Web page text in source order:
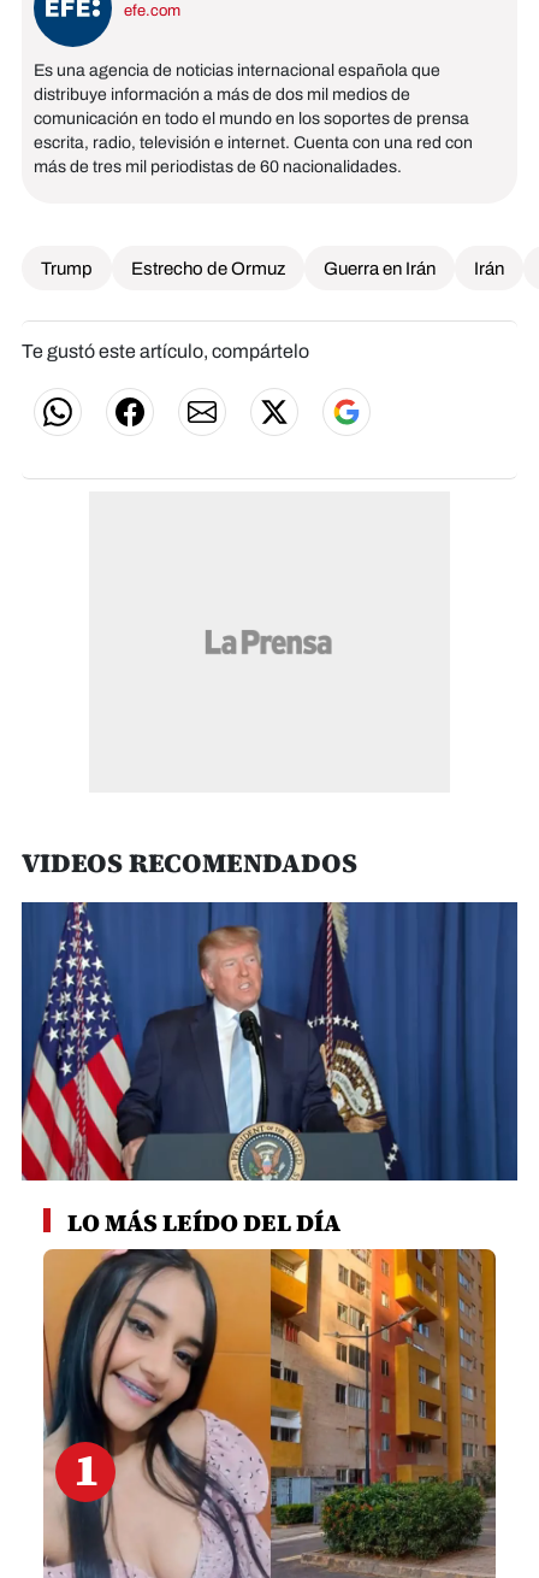
efe.com
Es una agencia de noticias internacional española que
distribuye información a más de dos mil medios de
comunicación en todo el mundo en los soportes de prensa
escrita, radio, televisión e internet. Cuenta con una red con
más de tres mil periodistas de 60 nacionalidades.
Trump Estrecho de Ormuz Guerra en Irán Irán
Te gustó este artículo, compártelo
VIDEOS RECOMENDADOS
seconds
seconds
LO MÁS LEÍDO DEL DÍA
1